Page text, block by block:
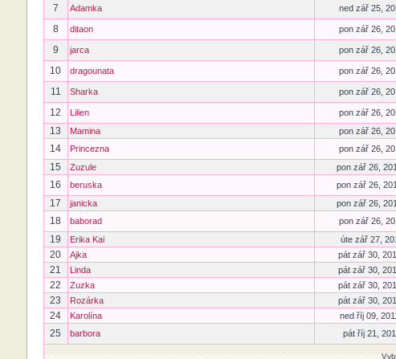
7
Adamka ned zář 25,
8
ditaon pon zář 26,
9
jarca pon zář 26,
10
dragounata pon zář 26,
11
Sharka pon zář 26,
12
Lilien pon zář 26,
13
Mamina pon zář 26,
14
Princezna pon zář 26,
15
Zuzule pon zář 26,
16
beruska pon zář 26,
17
janicka pon zář 26,
18
baborad pon zář 26,
19
Erika Kai úte zář 27,
20
Ajka pát zář 30,
21
Linda pát zář 30,
22
Zuzka pát zář 30,
23
Rozárka pát zář 30,
24
Karolína ned říj 09,
25
barbora pát říj 21,